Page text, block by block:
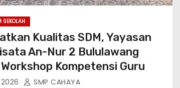
SEKOLAH
Kualitas SDM, Yayasan
An-Nur 2 Bululawang
Kompetensi Guru
SMP CAHAYA